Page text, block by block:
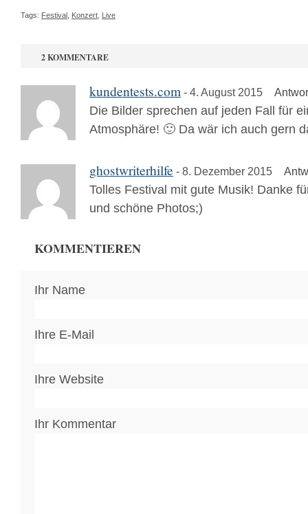
Tags: Festival Konzert Live
2 KOMMENTARE
kundentests.com - 4. August 2015
Die Bilder sprechen auf jeden Fall für
Atmosphäre! 🙂 Da wär ich auch gern
ghostwriterhilfe - 8. Dezember 2015
Tolles Festival mit gute Musik! Danke
und schöne Photos;)
KOMMENTIEREN
Ihr Name
Ihre E-Mail
Ihre Website
Ihr Kommentar